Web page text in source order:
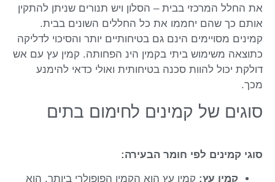
את החלל המרכזי בבית – הסלון ויש תנורים שניתן להתקין
אותם כך שהם יחממו את כל החללים השונים בבית.
קמינים מסויימים הינם גם בטיחותיים יותר והסיכוי לדליקה
כתוצאה משימוש ביתי בקמין הינ הפחותה. קמין עץ עם אש
דולקת יכול להוות סכנה בטיחותית ואולי כדאי להימנע
מכך.
סוגים של קמינים לחימום בתים
סוגי קמינים לפי חומר הבעירה:
קמין עץ: קמין עץ הוא הקמין הפופולרי ביותר. הוא